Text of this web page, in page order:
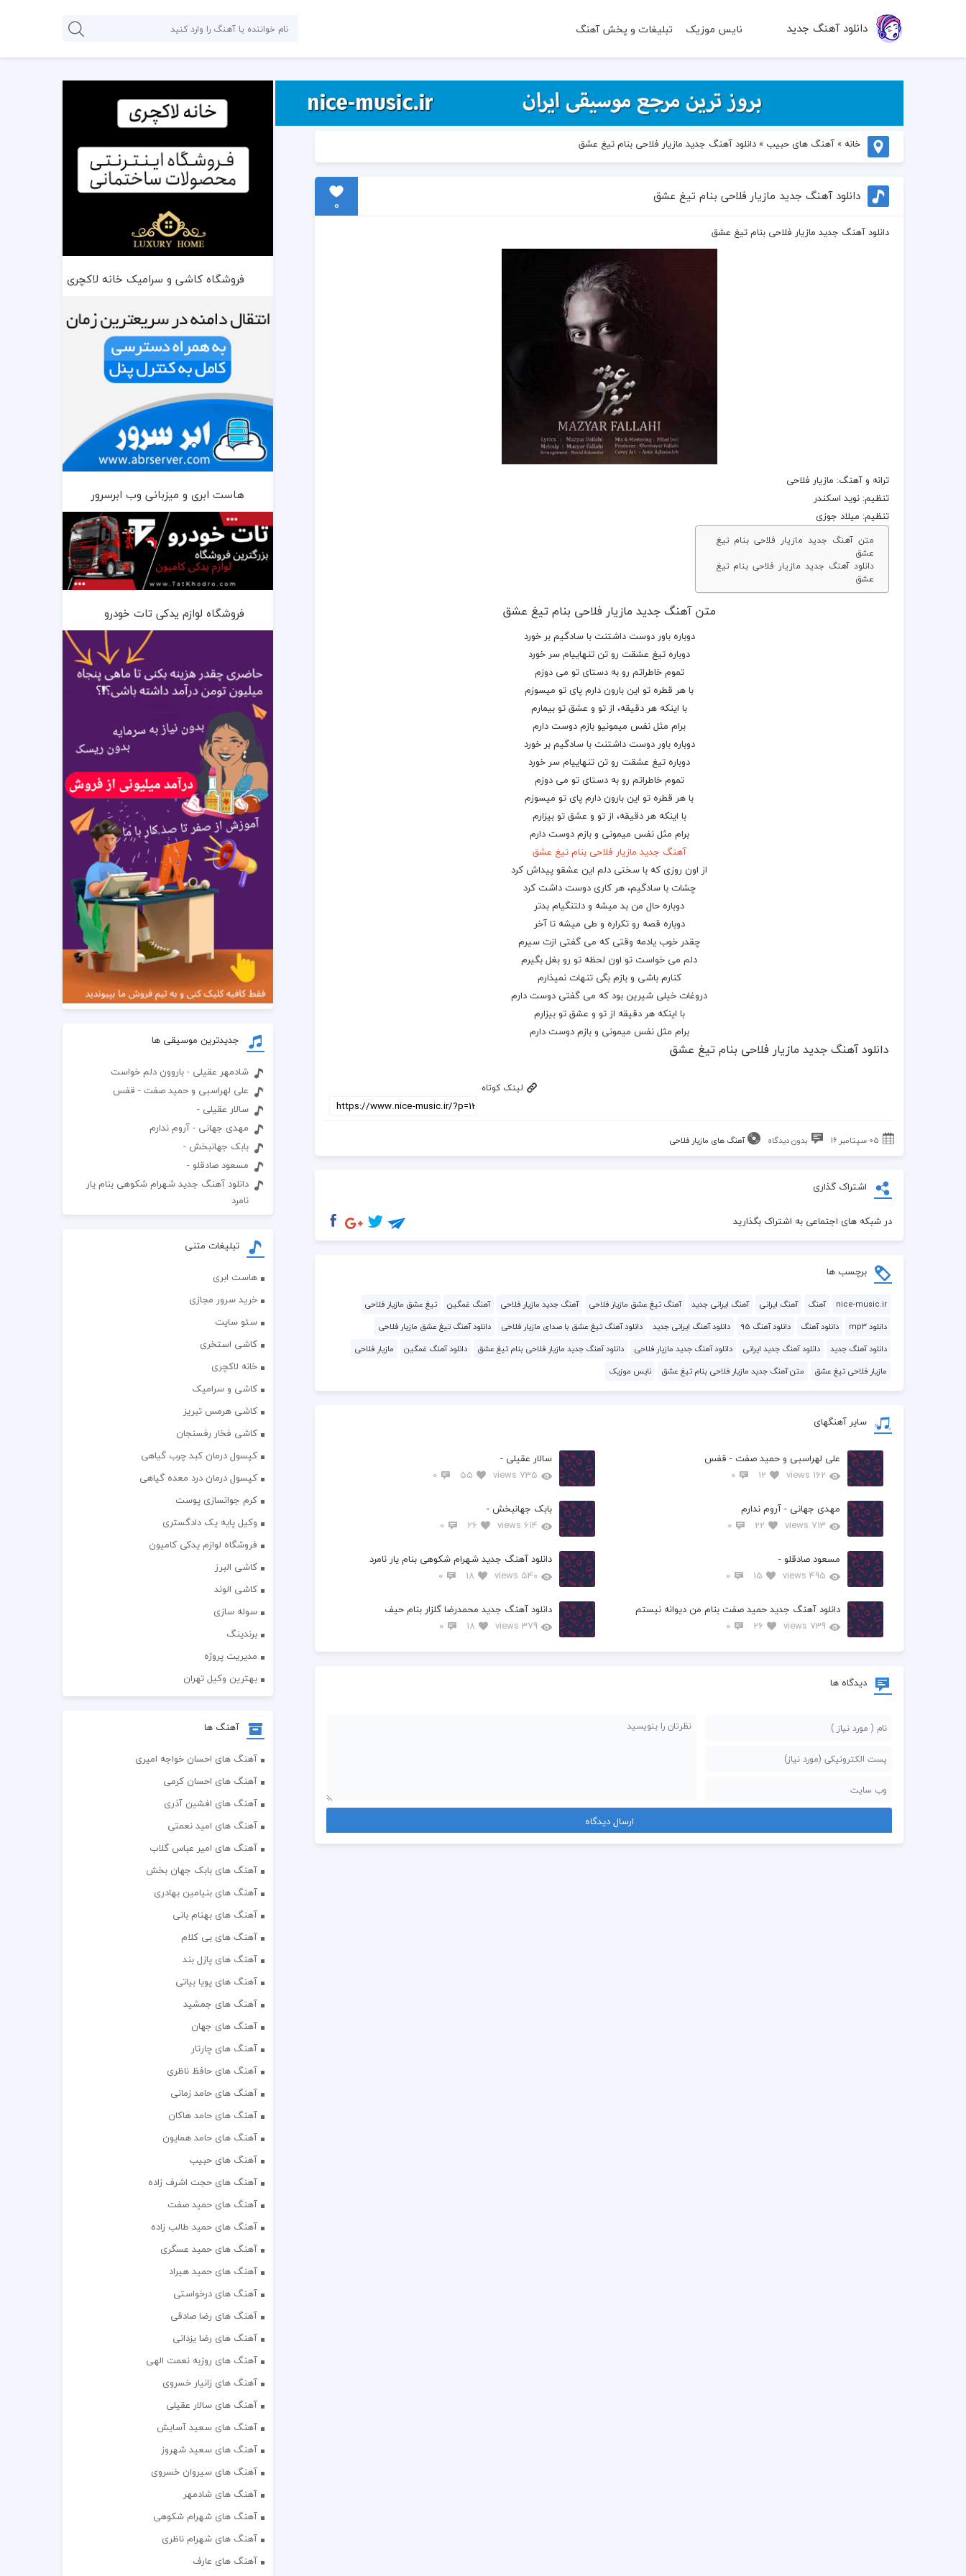
دانلود آهنگ جدید نایس موزیک تبلیغات و پخش آهنگ
خانه »آهنگ های حبیب»دانلود آهنگ جدید مازیار فلاحی بنام تیغ عشق
دانلود آهنگ جدید مازیار فلاحی بنام تیغ عشق
0
دانلود آهنگ جدید مازیار فلاحی بنام تیغ عشق
ترانه وآهنگ: مازیار فلاحی
تنظیم: نوید اسکندر
تنظیم: میلاد جوزی
متن آهنگ جدید مازیار فلاحی بنام تیغ
عشق
دانلود آهنگ جدید مازیار فلاحی بنام تیغ
عشق
متن آهنگ جدید مازیار فلاحی بنام تیغ عشق
دوباره باور دوست داشتنت با سادگیم بر خورد
دوباره تیغ عشقت رو تن تنهاییام سر خورد
تمومخاطراتم رو به دستای تو می دوزم
با هر قطره تو این بارون دارم پای تو میسوزم
با اینکه هر دقیقه، از تو و عشق تو بیمارم
برام مثل نفس میمونیو بازم دوست دارم
دوباره باور دوست داشتنت با سادگیم بر خورد
دوباره تیغ عشقت رو تن تنهاییام سر خورد
تموم خاطراتم رو به دستای تو می دوزم
با هر قطره تو این بارون دارم پای تو میسوزم
با اینکه هر دقیقه، از تو و عشقتو بیزارم
برام مثل نفس میمونی و بازم دوست دارم
آهنگ جدید مازیار فلاحی بنام تیغ عشق
از اون روزی که با سختی دلم این عشقو پیداش کرد
چشات با سادگیم، هر کاری دوست داشت کرد
دوباره حال من بد میشه و دلتنگیام بدتر
دوباره قصه رو تکراره و طی میشه تا آخر
چقدر خوب یادمه وقتی که می گفتی ازت سیرم
دلم می خواست تو اون لحظه تو رو بغل بگیرم
کنارم باشی و بازم بگی تنهات نمیذارم
دروغات خیلی شیرین بود که می گفتی دوست دارم
با اینکه هر دقیقه از تو و عشقتو بیزارم
برام مثل نفس میمونی و بازم دوست دارم
دانلود آهنگ جدید مازیار فلاحی بنام تیغ عشق
لینک کوتاه
05 سپتامبر 16 بدون دیدگاه آهنگ های مازیار فلاحی
اشتراک گذاری
در شبکه های اجتماعی به اشتراک بگذارید
برچسب ها
nice-music.ir آهنگ آهنگ ایرانی آهنگ ایرانی جدید آهنگ تیغ عشق مازیار فلاحی آهنگ جدید مازیار فلاحی آهنگ غمگین
تیغ عشق مازیار فلاحی
دانلود mp3
دانلود آهنگ دانلود آهنگ 95 دانلود آهنگ ایرانی جدید دانلود آهنگ تیغ عشق با صدای مازیار فلاحی
دانلود آهنگ تیغ عشق مازیار فلاحی
دانلود آهنگ جدید
دانلود آهنگ جدید ایرانی دانلود آهنگ جدید مازیار فلاحی دانلود آهنگ جدید مازیار فلاحی بنام تیغ عشق دانلود آهنگ غمگین
مازیار فلاحی
مازیار فلاحی تیغ عشق
متن آهنگ جدید مازیار فلاحی بنام تیغ عشق نایس موزیک
سایر آهنگهای
علی لهراسبی و حمید صفت - قفس
162 views
12
0
سالار عقیلی -
735 views
55
0
مهدی جهانی - آروم ندارم
713 views
22
0
بابک جهانبخش -
614 views
26
0
مسعود صادقلو -
495 views
15
0
دانلود آهنگ جدید شهرام شکوهی بنام یار نامرد
540 views
18
0
دانلود آهنگ جدید حمید صفت بنام من دیوانه نیستم
739 views
26
0
دانلود آهنگ جدید محمدرضا گلزار بنام حیف
379 views
18
0
دیدگاه ها
فروشگاه کاشی و سرامیک خانه لاکچری
هاست ابری و میزبانی وب ابرسرور
فروشگاه لوازم یدکی تات خودرو
جدیدترین موسیقی ها
شادمهر عقیلی - باروون دلم خواست
علی لهراسبی و حمید صفت - قفس
سالار عقیلی -
مهدی جهانی - آروم ندارم
بابک جهانبخش -
مسعود صادقلو -
دانلود آهنگ جدید شهرام شکوهی بنام یار
نامرد
تبلیغات متنی
هاست ابری
خرید سرور مجازی
سئو سایت
کاشی استخری
خانه لاکچری
کاشی و سرامیک
کاشی هرمس تبریز
کاشی فخار رفسنجان
کپسول درمان کبد چرب گیاهی
کپسول درمان درد معده گیاهی
کرم جوانسازی پوست
وکیل پایه یک دادگستری
فروشگاه لوازم یدکی کامیون
کاشی البرز
کاشی الوند
سوله سازی
برندینگ
مدیریت پروژه
بهترین وکیل تهران
آهنگ ها
آهنگ های احسان خواجه امیری
آهنگ های احسان کرمی
آهنگ های افشین آذری
آهنگ های امید نعمتی
آهنگ های امیر عباس گلاب
آهنگ های بابک جهان بخش
آهنگ های بنیامین بهادری
آهنگ های بهنام بانی
آهنگ های بی کلام
آهنگ های پازل بند
آهنگ های پویا بیاتی
آهنگ های جمشید
آهنگ های جهان
آهنگ های چارتار
آهنگ های حافظ ناظری
آهنگ های حامد زمانی
آهنگ های حامد هاکان
آهنگ های حامد همایون
آهنگ های حبیب
آهنگ های حجت اشرف زاده
آهنگ های حمید صفت
آهنگ های حمید طالب زاده
آهنگ های حمید عسگری
آهنگ های حمید هیراد
آهنگ های درخواستی
آهنگ های رضا صادقی
آهنگ های رضا یزدانی
آهنگ های روزبه نعمت الهی
آهنگ های زانیار خسروی
آهنگ های سالار عقیلی
آهنگ های سعید آسایش
آهنگ های سعید شهروز
آهنگ های سیروان خسروی
آهنگ های شادمهر
آهنگ های شهرام شکوهی
آهنگ های شهرام ناظری
آهنگ های عارف